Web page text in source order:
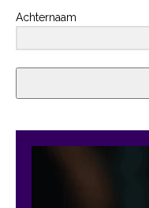
Achternaam